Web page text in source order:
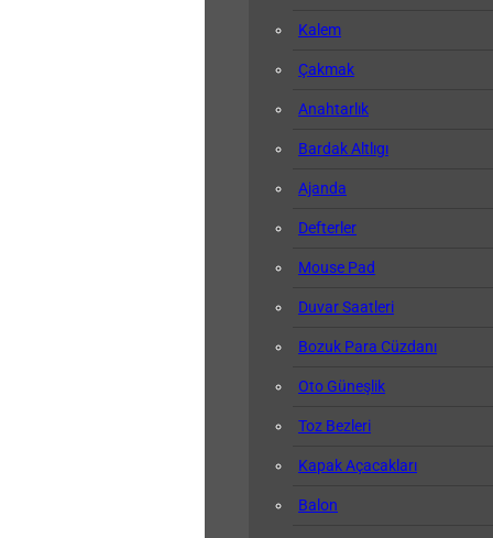
Kalem
Çakmak
Anahtarlık
Bardak Altlıgı
Ajanda
Defterler
Mouse Pad
Duvar Saatleri
Bozuk Para Cüzdanı
Oto Güneşlik
Toz Bezleri
Kapak Açacakları
Balon